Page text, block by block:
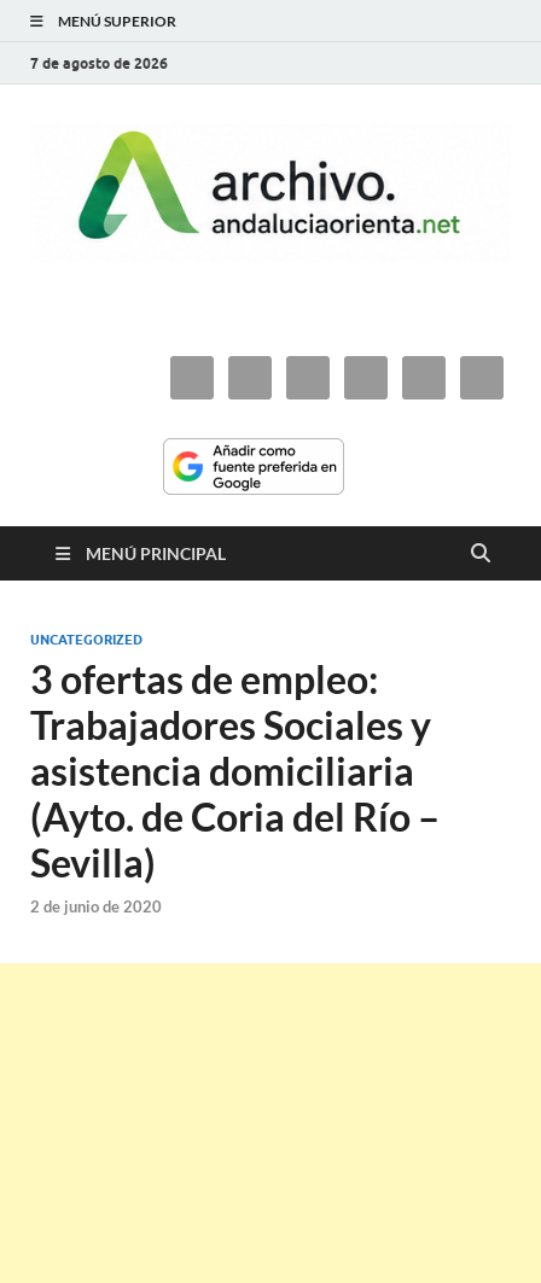
MENÚ SUPERIOR
7 de agosto de 2026
MENÚ PRINCIPAL
UNCATEGORIZED
3 ofertas de empleo:
Trabajadores Sociales y
asistencia domiciliaria
(Ayto. de Coria del Río –
Sevilla)
2 de junio de 2020